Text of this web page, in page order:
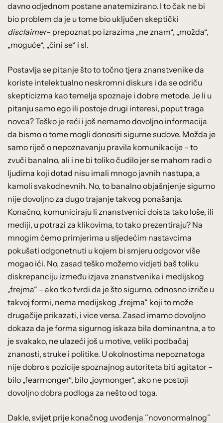
davno odjednom postane anatemizirano. I to čak ne bi
bio problem da je u tome bio uključen skeptički
disclaimer– prepoznat po izrazima „ne znam“, „možda“,
„moguće“, „čini se“ i sl.
Postavlja se pitanje što to točno tjera znanstvenike da
koriste intelektualno neskromni diskurs i da se odriču
skepticizma kao temelja spoznaje i dobre metode. Je li u
pitanju samo ego ili postoje drugi interesi, poput traga
novca? Teško je reći i još nemamo dovoljno informacija
da bismo o tome mogli donositi sigurne sudove. Možda je
samo riječ o nepoznavanju pravila komunikacije – to
zvuči banalno, ali i ne bi toliko čudilo jer se mahom radi o
ljudima koji dotad nisu imali mnogo javnih nastupa, a
kamoli svakodnevnih. No, to banalno objašnjenje sigurno
nije dovoljno za dugo trajanje takvog ponašanja.
Konačno, komuniciraju li znanstvenici doista tako loše, ili
mediji, u potrazi za klikovima, to tako prezentiraju? Na
mnogim ćemo primjerima u sljedećim nastavcima
pokušati odgonetnuti u kojem bi smjeru odgovor više
mogao ići. No, zasad teško možemo vidjeti baš toliku
diskrepanciju između izjava znanstvenika i medijskog
„frejma“ – ako tko tvrdi da je što sigurno, odnosno izriče u
takvoj formi, nema medijskog „frejma“ koji to može
drugačije prikazati, i vice versa. Zasad imamo dovoljno
dokaza da je forma sigurnog iskaza bila dominantna, a to
je svakako, ne ulazeći još u motive, veliki podbačaj
znanosti, struke i politike. U okolnostima nepoznatoga
nije dobro s pozicije spoznajnog autoriteta biti agitator –
bilo „fearmonger“, bilo „joymonger“, ako ne postoji
dovoljno dobra podloga za nešto od toga.
Dakle, svijet prije konačnog uvođenja ˝novonormalnog˝